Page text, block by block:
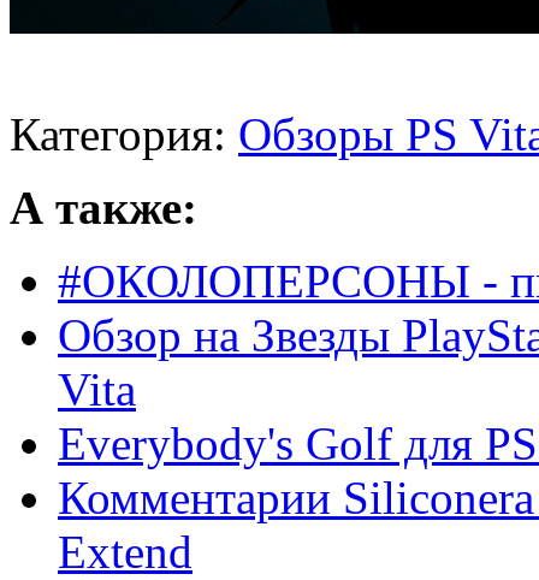
Категория: Обзоры PS
А также:
#ОКОЛОПЕРСОНЫ -
Обзор на Звезды
Vita
Everybody's Golf для
Комментарии
Extend